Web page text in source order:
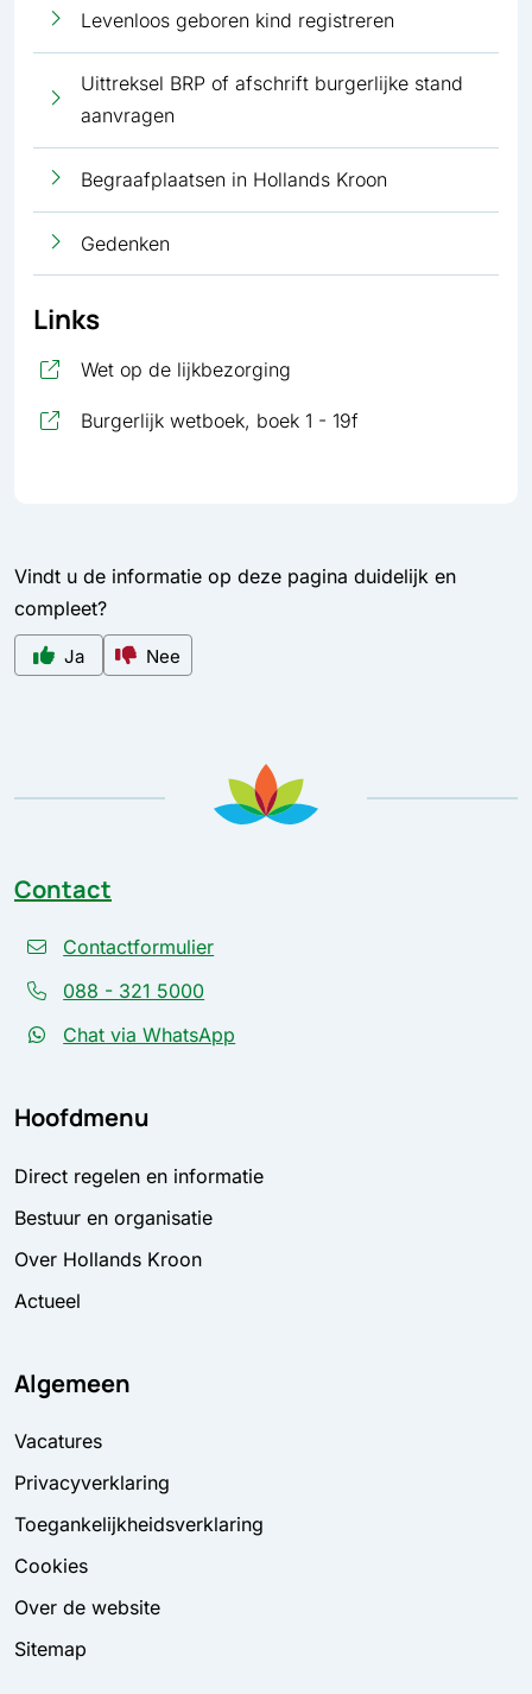
Levenloos geboren kind registreren
Uittreksel BRP of afschrift burgerlijke stand
aanvragen
Begraafplaatsen in Hollands Kroon
Gedenken
Links
Wet op de lijkbezorging
Burgerlijk wetboek, boek 1 - 19f, opent in nieuw
Vindt u de informatie op deze pagina duidelijk en
compleet?
Ja Nee
Contact
Contactformulier
088 - 321 5000
Chat via WhatsApp
Hoofdmenu
Direct regelen en informatie
Bestuur en organisatie
Over Hollands Kroon
Actueel
Algemeen
Vacatures
Privacyverklaring
Toegankelijkheidsverklaring
Cookies
Over de website
Sitemap